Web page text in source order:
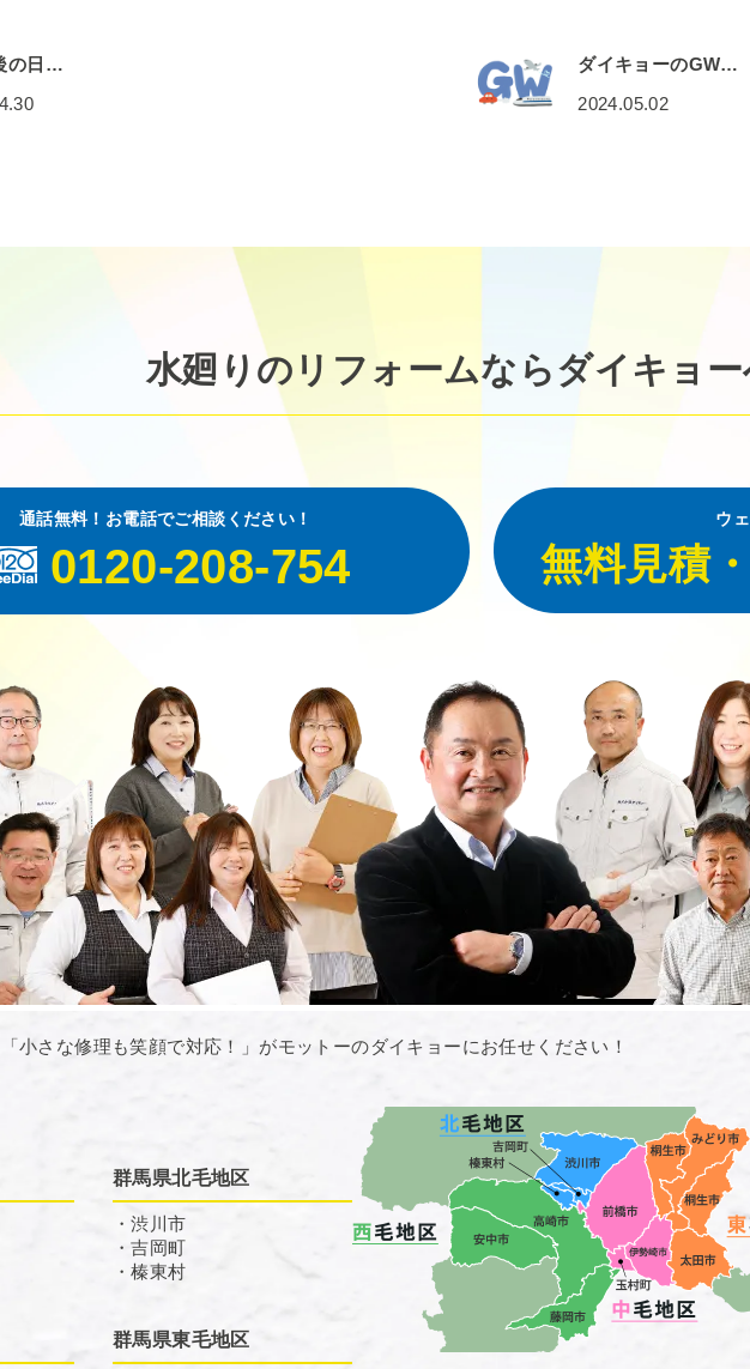
の日…
ダイキョーのGW…
2024.05.02
水廻りのリフォームならダイキョ
通話無料！お電話でご相談ください！
0120-208-754
ウ
無料見積
小さな修理も笑顔で対応！」がモットーのダイキョーにお任せください！
群馬県北毛地区
・渋川市
・吉岡町
・榛東村
群馬県東毛地区